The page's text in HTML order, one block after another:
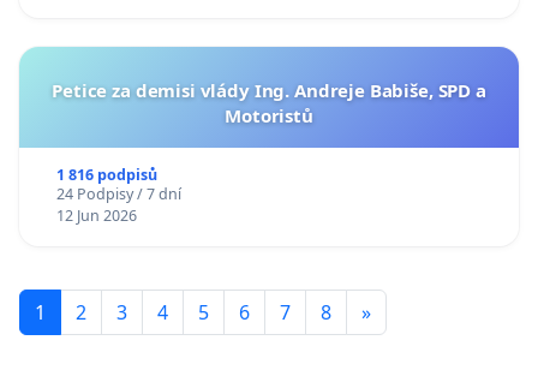
Petice za demisi vlády Ing. Andreje Babiše, SPD a
Motoristů
1 816 podpisů
24 Podpisy / 7 dní
12 Jun 2026
1 2 3 4 5 6 7 8 »